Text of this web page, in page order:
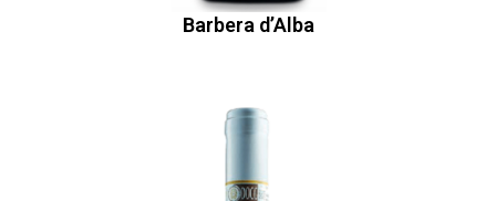
Barbera d’Alba